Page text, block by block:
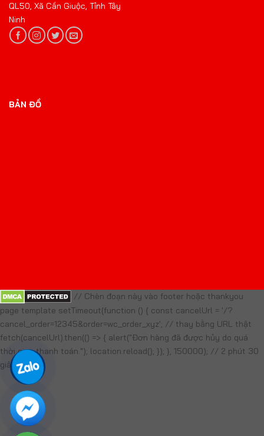
QL50, Xã Cần Giuộc, Tỉnh Tây
Ninh
BẢN ĐỒ
// Chèn đoạn này vào footer hoặc thankyou
page template setTimeout(function () { const cancelUrl = '/?
cancel_order=12345&order=wc_order_xyz'; // thay bằng URL thật
fetch(cancelUrl).then(() => { alert("Đơn hàng đã được hủy do quá
thời gian thanh toán."); location.reload(); }); }, 150000); // 2 phút 30
giây